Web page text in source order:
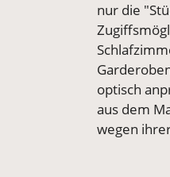
nur die
optisch
aus dem
wegen